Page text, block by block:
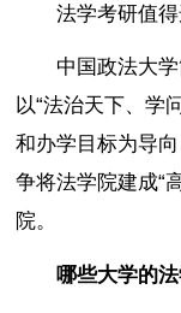
法学考研值
中国政法大
以“法治天下、学
和办学目标为导
争将法学院建成“
院。
哪些大学的